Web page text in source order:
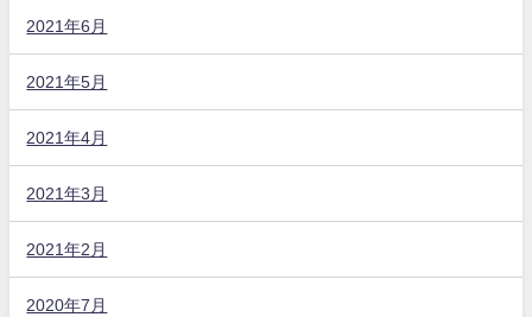
2021年6月
2021年5月
2021年4月
2021年3月
2021年2月
2020年7月